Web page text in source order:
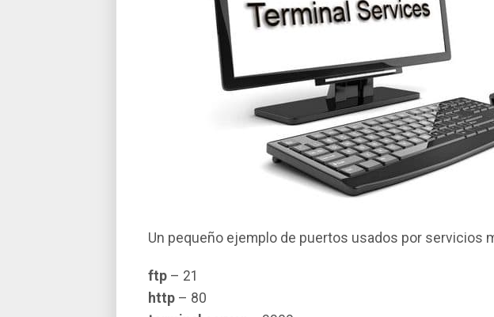
Un pequeño ejemplo de puertos usados por servicios
ftp – 21
http – 80